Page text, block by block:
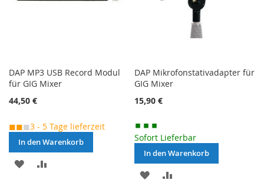
DAP MP3 USB Record Modul
für GIG Mixer
44,50 €
◼◼◼3 - 5 Tage lieferzeit
In den Warenkorb
MERKEN
DAP Mikrofonstativadapter für
GIG Mixer
15,90 €
Sofort Lieferbar
In den Warenkorb
MERKEN